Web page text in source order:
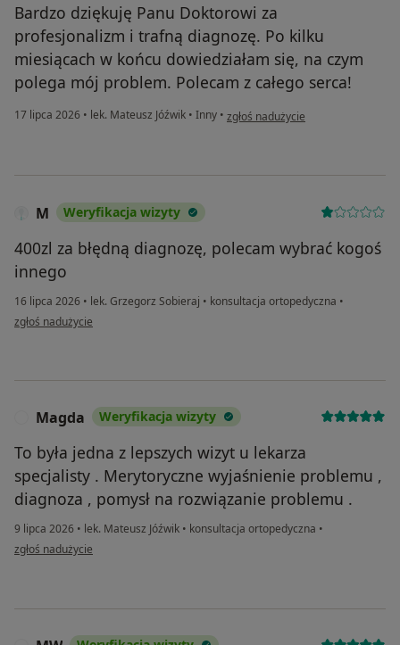
Bardzo dziękuję Panu Doktorowi za
profesjonalizm i trafną diagnozę. Po kilku
miesiącach w końcu dowiedziałam się, na czym
polega mój problem. Polecam z całego serca!
17 lipca 2026 • lek. Mateusz Jóźwik • Inny • w opinii użytkownika Khrystyna
zgłoś nadużycie
M Weryfikacja wizyty
400zl za błędną diagnozę, polecam wybrać kogoś
innego
16 lipca 2026 • lek. Grzegorz Sobieraj • konsultacja ortopedyczna •
w opinii użytkownika M
zgłoś nadużycie
Magda Weryfikacja wizyty
To była jedna z lepszych wizyt u lekarza
specjalisty . Merytoryczne wyjaśnienie problemu ,
diagnoza , pomysł na rozwiązanie problemu .
9 lipca 2026 • lek. Mateusz Jóźwik • konsultacja ortopedyczna •
w opinii użytkownika Magda
zgłoś nadużycie